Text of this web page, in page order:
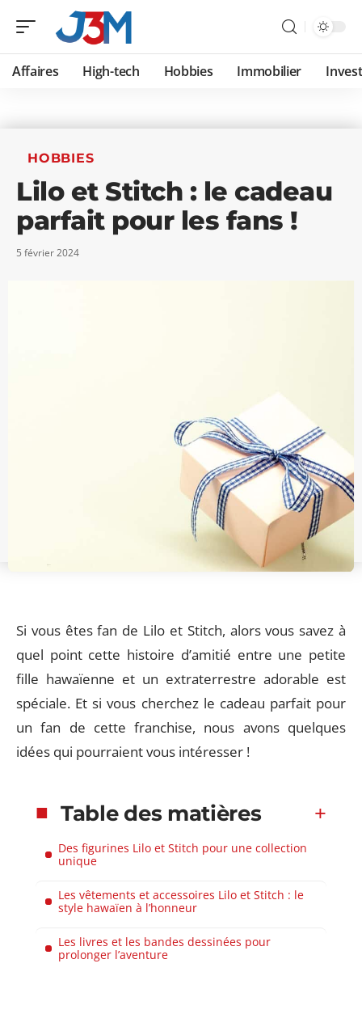
Affaires High-tech Hobbies Immobilier
HOBBIES
Lilo et Stitch : le cadeau
parfait pour les fans !
5 février 2024
Si vous êtes fan de Lilo et Stitch, alors vous savez à
quel point cette histoire d’amitié entre une petite
fille hawaïenne et un extraterrestre adorable est
spéciale. Et si vous cherchez le cadeau parfait pour
un fan de cette franchise, nous avons quelques
idées qui pourraient vous intéresser !
Table des matières
Des figurines Lilo et Stitch pour une collection
unique
Les vêtements et accessoires Lilo et Stitch : le
style hawaïen à l’honneur
Les livres et les bandes dessinées pour
prolonger l’aventure